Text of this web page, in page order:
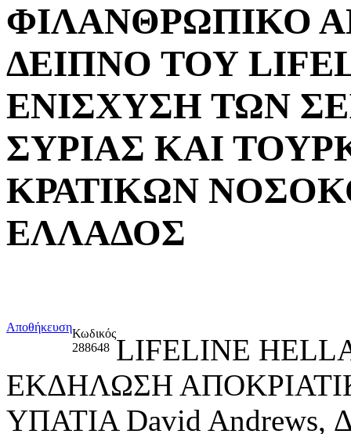
ΦΙΛΑΝΘΡΩΠΙΚΟ
ΔΕΙΠΝΟ ΤΟΥ
ΕΝΙΣΧΥΣΗ ΤΩΝ
ΣΥΡΙΑΣ ΚΑΙ
ΚΡΑΤΙΚΩΝ
ΕΛΛΑΔΟΣ
ΑποθήκευσηΚωδικός
288648 LIFELINE
ΕΚΔΗΛΩΣΗ
ΥΠΑΤΙΑ David Andrews,